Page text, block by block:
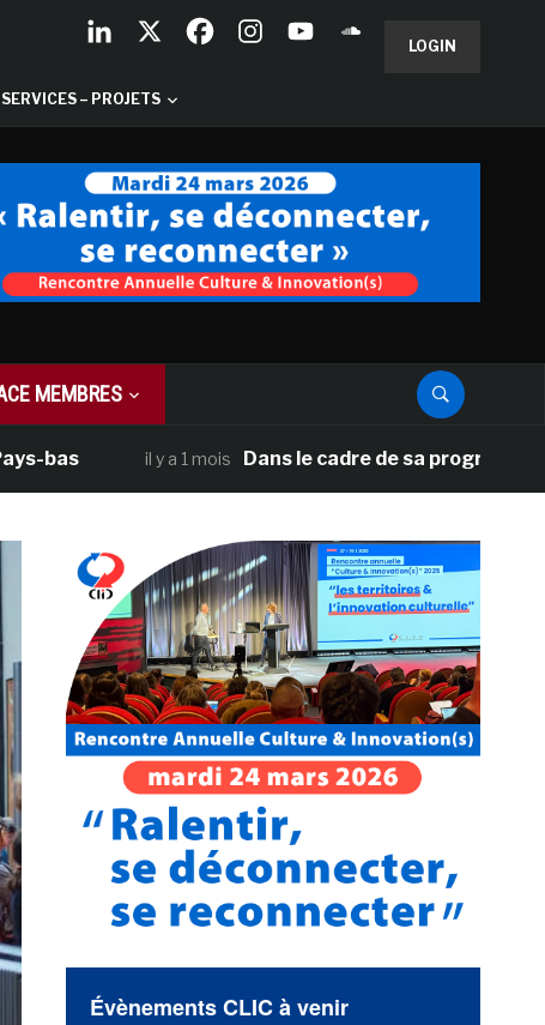
LOGIN
– PROJETS
MEMBRES
il y a 1 mois Dans le cadre de sa programmation
Évènements CLIC à venir